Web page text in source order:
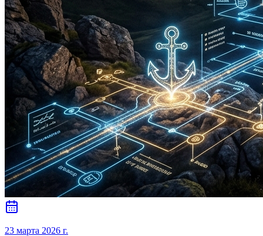
23 марта 2026 г.